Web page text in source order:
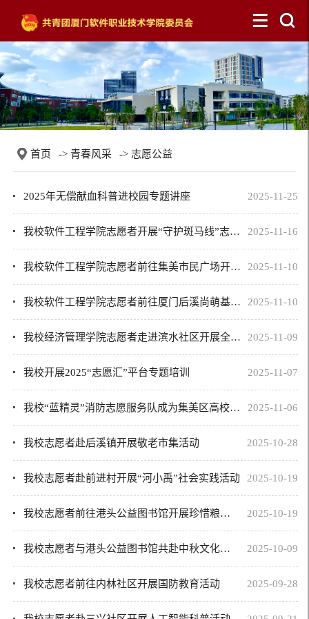
首页 -> 青春风采 -> 志愿公益
2025-11-25
2025年无偿献血科普进校园专题讲座
2025-11-16
我校软件工程学院志愿者开展“守护斑马线”志愿活动
2025-11-10
我校软件工程学院志愿者前往集美市民广场开展环保志愿活动
2025-11-10
我校软件工程学院志愿者前往厦门后溪尚萌基地开展助残AI赋能活动
2025-11-09
我校经济管理学院志愿者走进滨水社区开展全民消防安全宣传
2025-11-07
我校开展2025“志愿汇”平台专题培训
2025-11-06
我校“蓝精灵”消防志愿服务队成为集美区高校消防志愿服务联盟成员单位
2025-10-28
我校志愿者赴后溪镇开展敬老市集活动
2025-10-19
我校志愿者赴前进村开展“河小禹”社会实践活动
2025-10-19
我校志愿者前往港头公益图书馆开展珍惜粮食志愿活动
2025-10-09
我校志愿者与港头公益图书馆共赴中秋文化之约
2025-09-28
我校志愿者前往内林社区开展国防教育活动